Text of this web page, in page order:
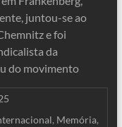
juntou-se ao
e foi
da
do movimento
, Memória,